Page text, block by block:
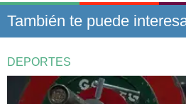
También te puede
DEPORTES